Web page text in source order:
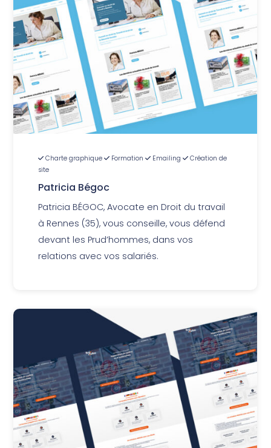
Charte graphique Formation Emailing
Création de
site
Patricia Bégoc
Patricia BÉGOC, Avocate en Droit du travail
à Rennes (35), vous conseille, vous défend
devant les Prud’hommes, dans vos
relations avec vos salariés.